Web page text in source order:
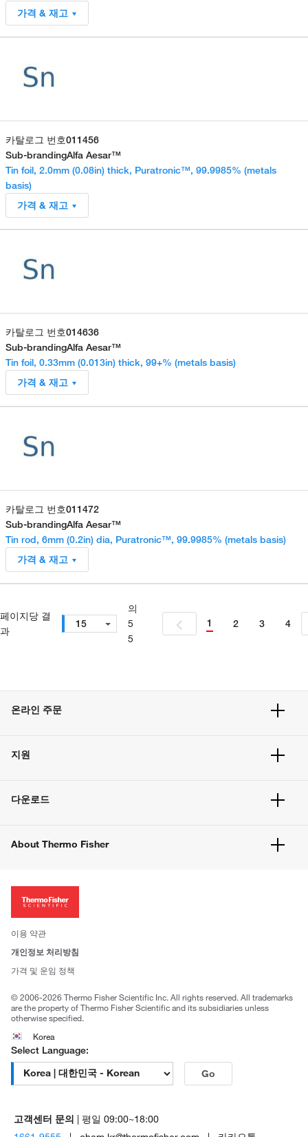
가격 & 재고
카탈로그 번호011456
Sub-brandingAlfa Aesar™
Tin foil, 2.0mm (0.08in) thick, Puratronic™, 99.9985% (metals
basis)
가격 & 재고
카탈로그 번호014636
Sub-brandingAlfa Aesar™
Tin foil, 0.33mm (0.013in) thick, 99+% (metals basis)
가격 & 재고
카탈로그 번호011472
Sub-brandingAlfa Aesar™
Tin rod, 6mm (0.2in) dia, Puratronic™, 99.9985% (metals basis)
가격 & 재고
페이지당 결
과
15
의
5
5
1 2 3 4
온라인 주문
주문 방법
벌크 주문
지원
고객 센터
웹사이트 개선사항
다운로드
About Thermo Fisher
투자자
사회적 책임
브랜드
이용 약관
개인정보 처리방침
가격 및 운임 정책
© 2006-2026 Thermo Fisher Scientific Inc. All rights reserved. All trademarks
are the property of Thermo Fisher Scientific and its subsidiaries unless
otherwise specified.
Korea
Select Language:
Go
고객센터 문의 | 평일 09:00~18:00